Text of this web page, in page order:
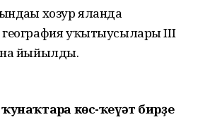
хозур яланда
уҡытыусылары III
йыйылды.
көс-ҡеүәт бирҙе